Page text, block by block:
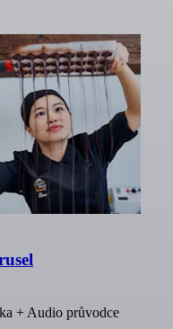
+ Audio průvodce